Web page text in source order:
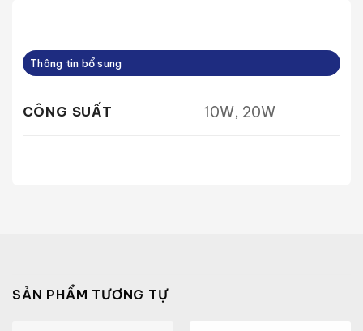
Thông tin bổ sung
CÔNG SUẤT 10W, 20W
SẢN PHẨM TƯƠNG TỰ